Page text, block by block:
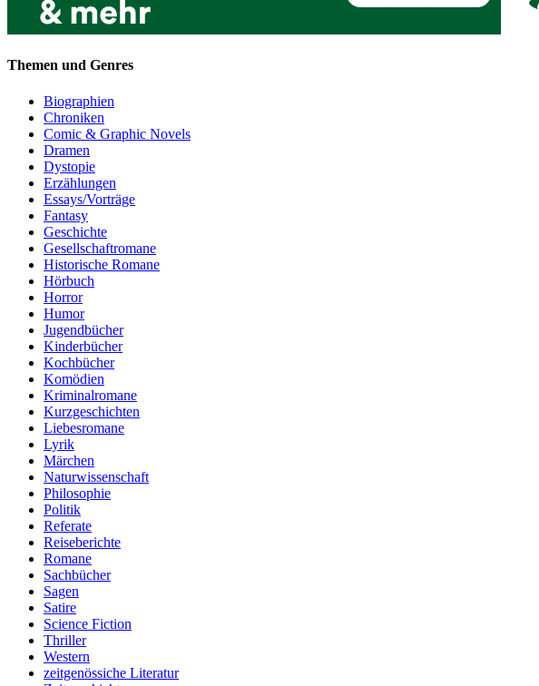
Themen und Genres
Biographien
Chroniken
Comic & Graphic Novels
Dramen
Dystopie
Erzählungen
Essays/Vorträge
Fantasy
Geschichte
Gesellschaftromane
Historische Romane
Hörbuch
Horror
Humor
Jugendbücher
Kinderbücher
Kochbücher
Komödien
Kriminalromane
Kurzgeschichten
Liebesromane
Lyrik
Märchen
Naturwissenschaft
Philosophie
Politik
Referate
Reiseberichte
Romane
Sachbücher
Sagen
Satire
Science Fiction
Thriller
Western
zeitgenössiche Literatur